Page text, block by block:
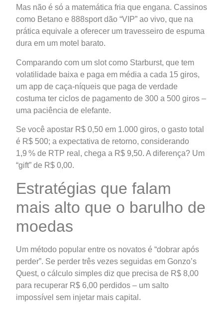
Mas não é só a matemática fria que engana. Cassinos
como Betano e 888sport dão “VIP” ao vivo, que na
prática equivale a oferecer um travesseiro de espuma
dura em um motel barato.
Comparando com um slot como Starburst, que tem
volatilidade baixa e paga em média a cada 15 giros,
um app de caça‑níqueis que paga de verdade
costuma ter ciclos de pagamento de 300 a 500 giros –
uma paciência de elefante.
Se você apostar R$ 0,50 em 1.000 giros, o gasto total
é R$ 500; a expectativa de retorno, considerando
1,9 % de RTP real, chega a R$ 9,50. A diferença? Um
“gift” de R$ 0,00.
Estratégias que falam
mais alto que o barulho de
moedas
Um método popular entre os novatos é “dobrar após
perder”. Se perder três vezes seguidas em Gonzo’s
Quest, o cálculo simples diz que precisa de R$ 8,00
para recuperar R$ 6,00 perdidos – um salto
impossível sem injetar mais capital.